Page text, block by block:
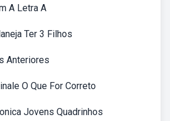
A Letra A
Ter 3 Filhos
Anteriores
O Que For Correto
Jovens Quadrinhos